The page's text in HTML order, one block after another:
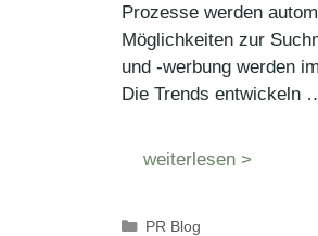
Prozesse werden
Möglichkeiten zur
und -werbung werden
Die Trends entwickeln
weiterlesen >
Kategorien
PR Blog